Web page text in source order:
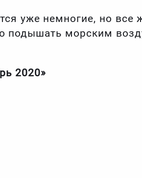
уже немногие, но все
подышать морским
2020»